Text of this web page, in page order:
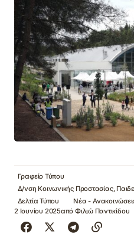
Γραφείο Τύπου
Δ/νση Κοινωνικής Προστασίας,
Δελτία Τύπου
Νέα -
2 Ιουνίου 2025από Φιλιώ Παντικίδου